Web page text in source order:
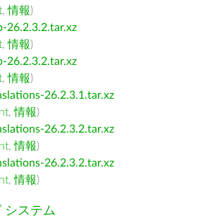
,情報)
26.2.3.2.tar.xz
,情報)
26.2.3.2.tar.xz
,情報)
26.2.3.1.tar.xz
,情報)
26.2.3.2.tar.xz
,情報)
26.2.3.2.tar.xz
,情報)
システム